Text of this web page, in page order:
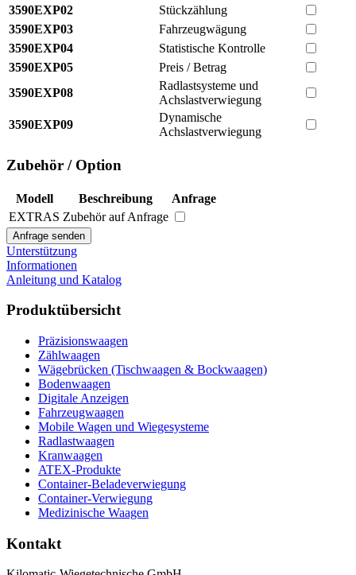
3590EXP02
Stückzählung
3590EXP03
Fahrzeugwägung
3590EXP04
Statistische Kontrolle
3590EXP05
Preis / Betrag
3590EXP08
Radlastsysteme und
Achslastverwiegung
3590EXP09
Dynamische
Achslastverwiegung
Zubehör / Option
Modell Beschreibung
Anfrage
EXTRAS Zubehör auf Anfrage
Unterstützung
Informationen
Anleitung und Katalog
Produktübersicht
Präzisionswaagen
Zählwaagen
Wägebrücken (Tischwaagen & Bockwaagen)
Bodenwaagen
Digitale Anzeigen
Fahrzeugwaagen
Mobile Wagen und Wiegesysteme
Radlastwaagen
Kranwaagen
ATEX-Produkte
Container-Beladeverwiegung
Container-Verwiegung
Medizinische Waagen
Kontakt